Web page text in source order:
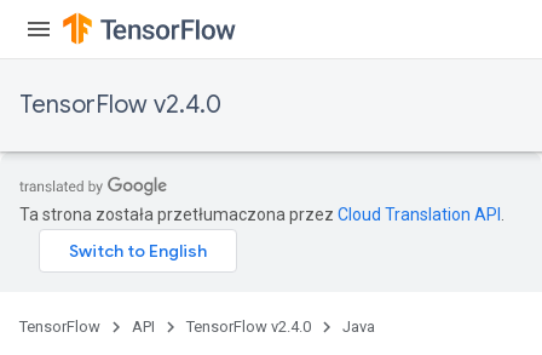
TensorFlow v2.4.0
Ta strona została przetłumaczona przez Cloud Translation API
TensorFlow API TensorFlow v2.4.0 Java